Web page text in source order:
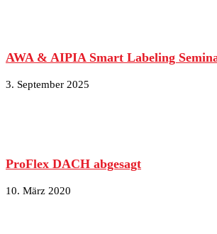
AWA & AIPIA Smart Labeling
3. September 2025
ProFlex DACH abgesagt
10. März 2020